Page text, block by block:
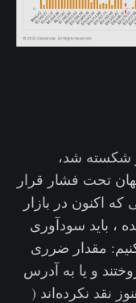
۳۰ هزار دلار شکسته شد،
تحت فشار قرار
که اکنون در بازار
، باید سودآوری
مقدار ضرری
و یا به آدرس
نقد نکرده‌اند (